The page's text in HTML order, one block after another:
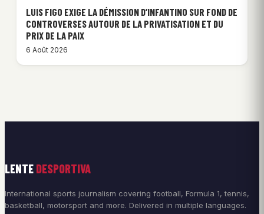
LUIS FIGO EXIGE LA DÉMISSION D’INFANTINO SUR FOND DE
CONTROVERSES AUTOUR DE LA PRIVATISATION ET DU
PRIX DE LA PAIX
6 Août 2026
LENTE DESPORTIVA
International sports journalism covering football, Formula 1, tennis,
basketball, motorsport and more. Delivered in multiple languages.